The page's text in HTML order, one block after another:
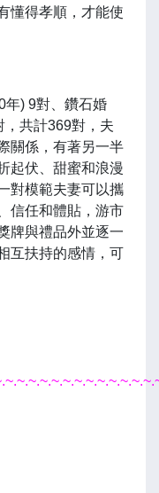
懂得孝順，才能使
) 9對、鑽石婚
，共計369對，夫
關係，有著另一半
起伏、甜蜜和浪漫
對模範夫妻可以攜
信任和體貼，游市
牌與禮品外並逐一
互扶持的感情，可